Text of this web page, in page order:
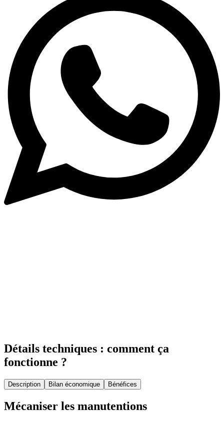
Détails techniques : comment ça
fonctionne ?
Description Bilan économique Bénéfices
Mécaniser les manutentions